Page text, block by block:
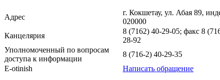
Адрес
г. Кокшетау, ул. Абая 89,
020000
Канцелярия
8 (7162) 40-29-05; факс 8
28-92
Уполномоченный по вопросам
доступа к информации
8 (716-2) 40-29-35
E-оtinish
Написать обращение